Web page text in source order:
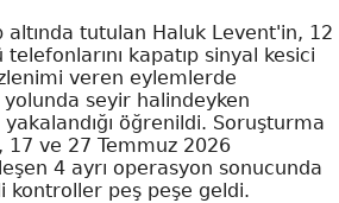
altında tutulan Haluk Levent'in, 12
kapatıp sinyal kesici
veren eylemlerde
seyir halindeyken
öğrenildi. Soruşturma
17 ve 27 Temmuz 2026
4 ayrı operasyon sonucunda
kontroller peş peşe geldi.